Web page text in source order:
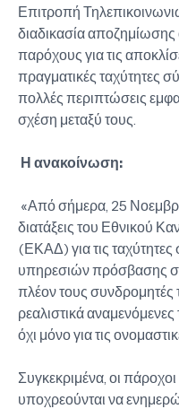
Επιτροπή
διαδικασία
παρόχους για τις
πραγματικές ταχύτητες
πολλές περιπτώσεις
σχέση μεταξύ τους.
Η ανακοίνωση:
«Από σήμερα, 25
διατάξεις του Εθνικού
(ΕΚΑΔ) για τις ταχύτητες
υπηρεσιών πρόσβασης
πλέον τους συνδρομητές
ρεαλιστικά
όχι μόνο για τις
Συγκεκριμένα, οι
υποχρεούνται να